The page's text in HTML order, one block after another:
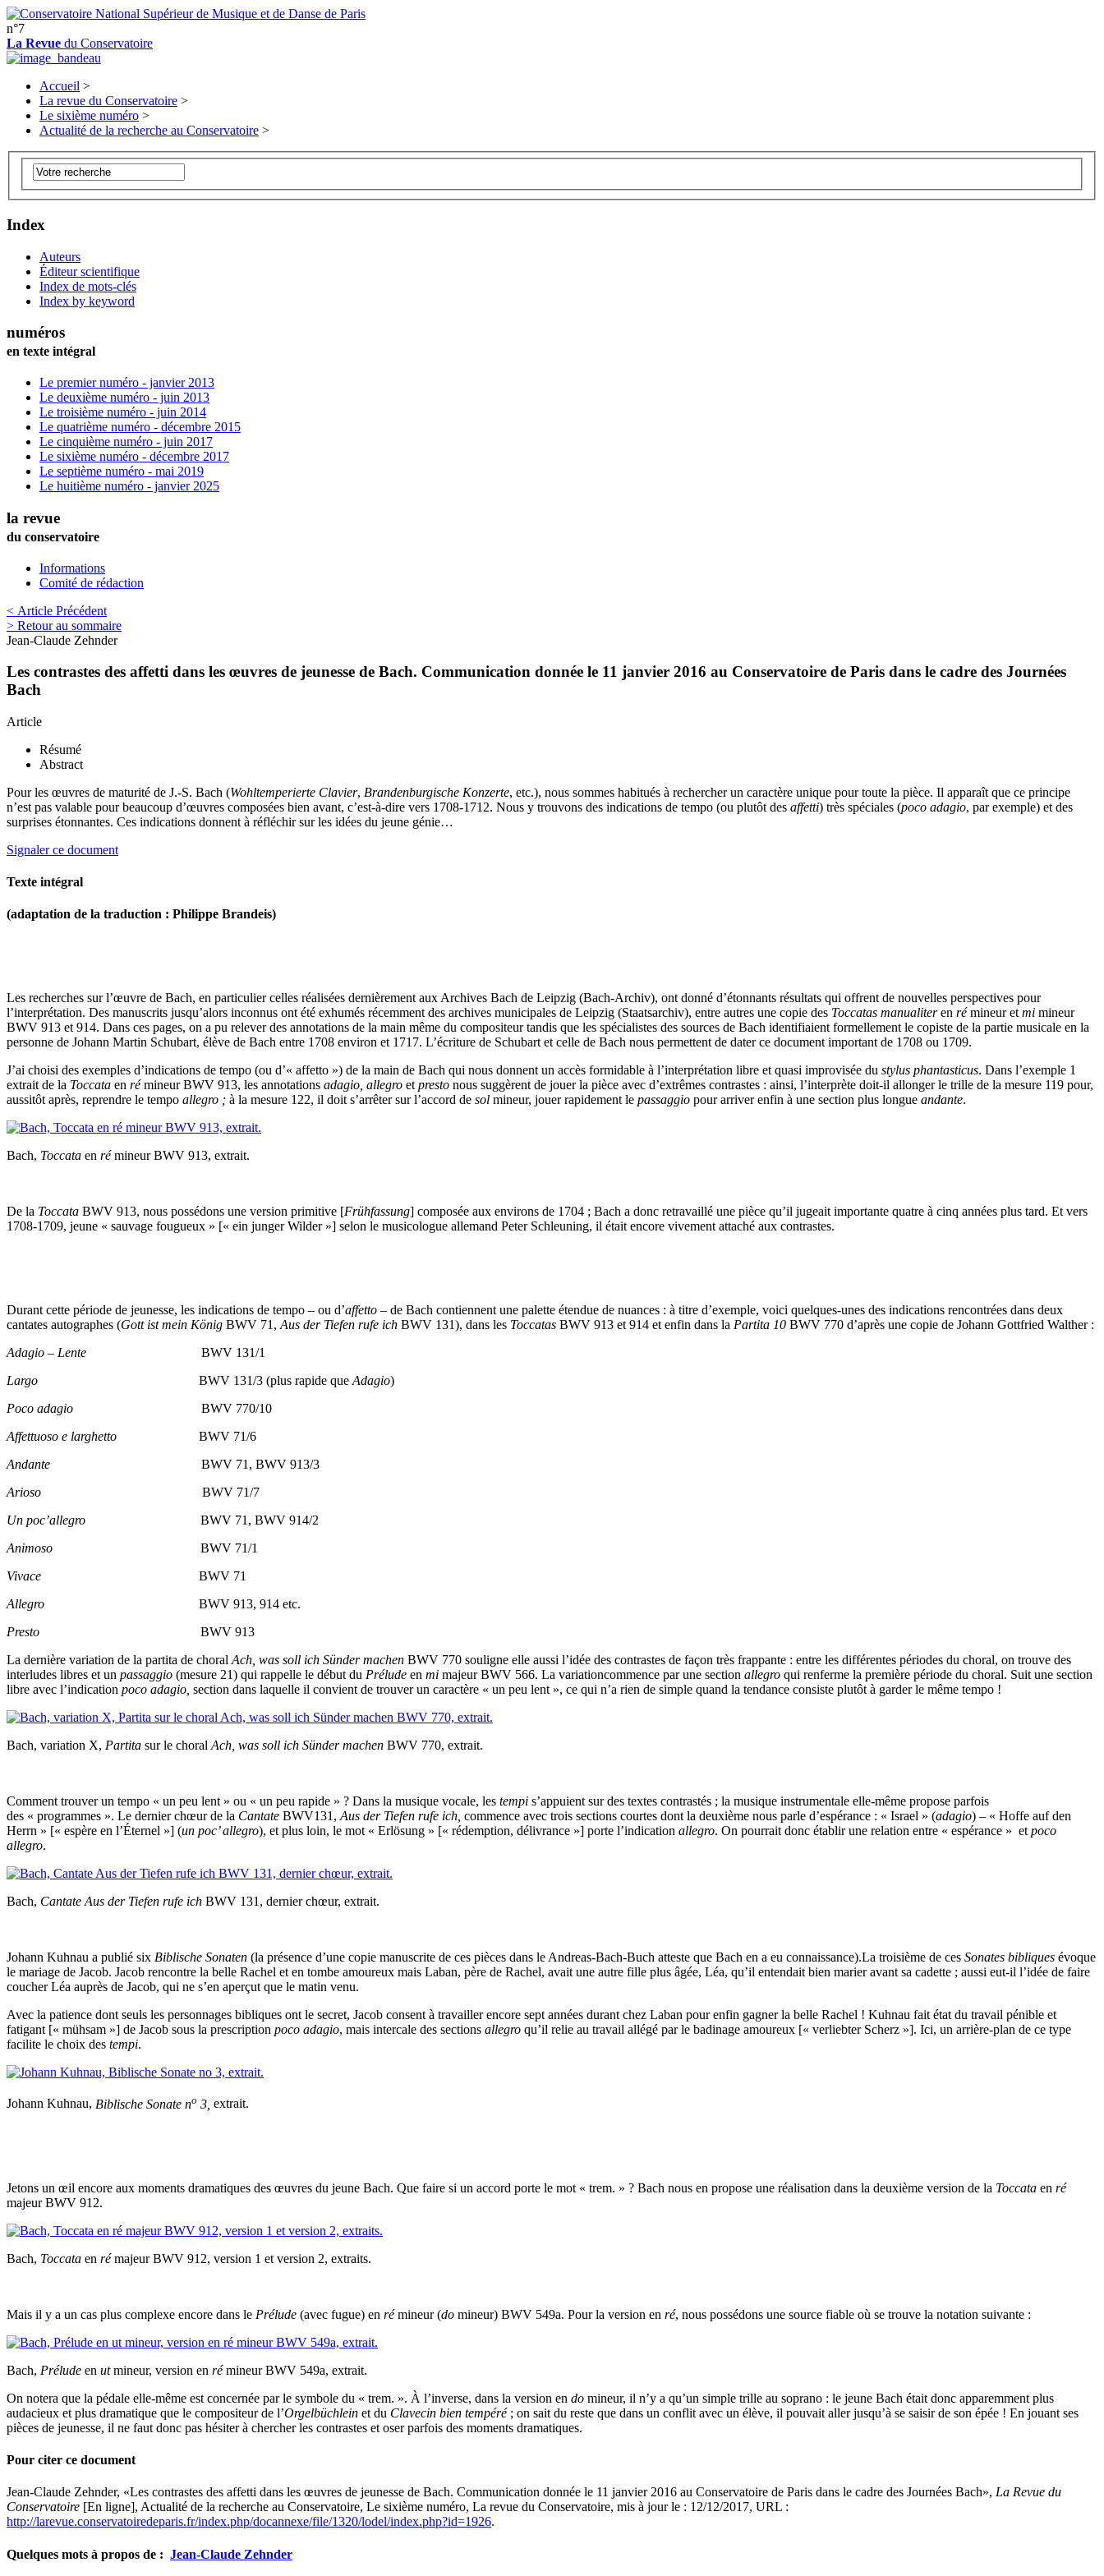
n°7
La Revue du Conservatoire
Accueil >
La revue du Conservatoire >
Le sixième numéro >
Actualité de la recherche au Conservatoire >
Index
Auteurs
Éditeur scientifique
Index de mots-clés
Index by keyword
numéros
en texte intégral
Le premier numéro - janvier 2013
Le deuxième numéro - juin 2013
Le troisième numéro - juin 2014
Le quatrième numéro - décembre 2015
Le cinquième numéro - juin 2017
Le sixième numéro - décembre 2017
Le septième numéro - mai 2019
Le huitième numéro - janvier 2025
la revue
du conservatoire
Informations
Comité de rédaction
< Article Précédent
> Retour au sommaire
Jean-Claude Zehnder
Les contrastes des affetti dans les œuvres de jeunesse de Bach. Communication donnée le 11 janvier 2016 au Conservatoire de Paris dans le cadre des Journées
Bach
Article
Résumé
Abstract
Pour les œuvres de maturité de J.-S. Bach (Wohltemperierte Clavier, Brandenburgische Konzerte, etc.), nous sommes habitués à rechercher un caractère unique pour toute la pièce. Il apparaît que ce principe
n’est pas valable pour beaucoup d’œuvres composées bien avant, c’est-à-dire vers 1708-1712. Nous y trouvons des indications de tempo (ou plutôt des affetti) très spéciales (poco adagio, par exemple) et des
surprises étonnantes. Ces indications donnent à réfléchir sur les idées du jeune génie…
Signaler ce document
Texte intégral
(adaptation de la traduction : Philippe Brandeis)
Les recherches sur l’œuvre de Bach, en particulier celles réalisées dernièrement aux Archives Bach de Leipzig (Bach-Archiv), ont donné d’étonnants résultats qui offrent de nouvelles perspectives pour
l’interprétation. Des manuscrits jusqu’alors inconnus ont été exhumés récemment des archives municipales de Leipzig (Staatsarchiv), entre autres une copie des Toccatas manualiteren ré mineur etmi mineur
BWV 913 et 914. Dans ces pages, on a pu relever des annotations de la main même du compositeur tandis que les spécialistes des sources de Bach identifiaient formellement le copiste de la partie musicale en la
personne de Johann Martin Schubart, élève de Bach entre 1708 environ et 1717. L’écriture de Schubart et celle de Bach nous permettent de dater ce document important de 1708 ou 1709.
J’ai choisi des exemples d’indications de tempo (ou d’« affetto ») de la main de Bach qui nous donnent un accès formidable à l’interprétation libre et quasi improvisée du stylus phantasticus. Dans l’exemple 1
extrait de la Toccata en ré mineur BWV 913, les annotations adagio, allegro etpresto nous suggèrent de jouer la pièce avec d’extrêmes contrastes : ainsi, l’interprète doit-il allonger le trille de la mesure 119 pour,
aussitôt après, reprendre le tempo allegro ; à la mesure 122, il doit s’arrêter sur l’accord de sol mineur, jouer rapidement le passaggio pour arriver enfin à une section plus longue andante.
Bach, Toccata en ré mineur BWV 913, extrait.
De la Toccata BWV 913, nous possédons une version primitive [Frühfassung] composée aux environs de 1704 ; Bach a donc retravaillé une pièce qu’il jugeait importante quatre à cinq années plus tard. Et vers
1708-1709, jeune « sauvage fougueux » [« ein junger Wilder »] selon le musicologue allemand Peter Schleuning, il était encore vivement attaché aux contrastes.
Durant cette période de jeunesse, les indications de tempo – ou d’affetto – de Bach contiennent une palette étendue de nuances : à titre d’exemple, voici quelques-unes des indications rencontrées dans deux
cantates autographes (Gott ist mein König BWV 71,Aus der Tiefen rufe ich BWV 131), dans les Toccatas BWV 913 et 914 et enfin dans la Partita 10 BWV 770 d’après une copie de Johann Gottfried Walther :
Adagio – Lente BWV 131/1
Largo BWV 131/3 (plus rapide queAdagio)
Poco adagio BWV 770/10
Affettuoso e larghetto BWV 71/6
Andante BWV 71, BWV 913/3
Arioso BWV 71/7
Un poc’allegro BWV 71, BWV 914/2
Animoso BWV 71/1
Vivace BWV 71
Allegro BWV 913, 914 etc.
Presto BWV 913
La dernière variation de la partita de choralAch, was soll ich Sünder machen BWV 770 souligne elle aussi l’idée des contrastes de façon très frappante : entre les différentes périodes du choral, on trouve des
interludes libres et un passaggio (mesure 21) qui rappelle le début du Prélude en mi majeur BWV 566. La variationcommence par une section allegro qui renferme la première période du choral. Suit une section
libre avec l’indication poco adagio, section dans laquelle il convient de trouver un caractère « un peu lent », ce qui n’a rien de simple quand la tendance consiste plutôt à garder le même tempo !
Bach, variation X, Partita sur le choralAch, was soll ich Sünder machen BWV 770, extrait.
Comment trouver un tempo « un peu lent » ou « un peu rapide » ? Dans la musique vocale, les tempi s’appuient sur des textes contrastés ; la musique instrumentale elle-même propose parfois
des « programmes ». Le dernier chœur de la Cantate BWV131,Aus der Tiefen rufe ich, commence avec trois sections courtes dont la deuxième nous parle d’espérance : « Israel » (adagio) – « Hoffe auf den
Herrn » [« espère en l’Éternel »] (un poc’ allegro), et plus loin, le mot « Erlösung » [« rédemption, délivrance »] porte l’indication allegro. On pourrait donc établir une relation entre « espérance » etpoco
allegro.
Bach, Cantate Aus der Tiefen rufe ich BWV 131, dernier chœur, extrait.
Johann Kuhnau a publié six Biblische Sonaten (la présence d’une copie manuscrite de ces pièces dans le Andreas-Bach-Buch atteste que Bach en a eu connaissance).La troisième de ces Sonates bibliques évoque
le mariage de Jacob. Jacob rencontre la belle Rachel et en tombe amoureux mais Laban, père de Rachel, avait une autre fille plus âgée, Léa, qu’il entendait bien marier avant sa cadette ; aussi eut-il l’idée de faire
coucher Léa auprès de Jacob, qui ne s’en aperçut que le matin venu.
Avec la patience dont seuls les personnages bibliques ont le secret, Jacob consent à travailler encore sept années durant chez Laban pour enfin gagner la belle Rachel ! Kuhnau fait état du travail pénible et
fatigant [« mühsam »] de Jacob sous la prescription poco adagio, mais intercale des sections allegro qu’il relie au travail allégé par le badinage amoureux [« verliebter Scherz »]. Ici, un arrière-plan de ce type
facilite le choix des tempi.
Johann Kuhnau, Biblische Sonate no 3, extrait.
Jetons un œil encore aux moments dramatiques des œuvres du jeune Bach. Que faire si un accord porte le mot « trem. » ? Bach nous en propose une réalisation dans la deuxième version de la Toccata en ré
majeur BWV 912.
Bach, Toccata en rémajeur BWV 912, version 1 et version 2, extraits.
Mais il y a un cas plus complexe encore dans le Prélude (avec fugue) en rémineur (do mineur) BWV 549a. Pour la version en ré, nous possédons une source fiable où se trouve la notation suivante :
Bach, Prélude en utmineur, version en rémineur BWV 549a, extrait.
On notera que la pédale elle-même est concernée par le symbole du « trem. ». À l’inverse, dans la version en do mineur, il n’y a qu’un simple trille au soprano : le jeune Bach était donc apparemment plus
audacieux et plus dramatique que le compositeur de l’Orgelbüchlein et du Clavecin bien tempéré ; on sait du reste que dans un conflit avec un élève, il pouvait aller jusqu’à se saisir de son épée ! En jouant ses
pièces de jeunesse, il ne faut donc pas hésiter à chercher les contrastes et oser parfois des moments dramatiques.
Pour citer ce document
Jean-Claude Zehnder, «Les contrastes des affetti dans les œuvres de jeunesse de Bach. Communication donnée le 11 janvier 2016 au Conservatoire de Paris dans le cadre des Journées Bach», La Revue du
Conservatoire [En ligne], Actualité de la recherche au Conservatoire, Le sixième numéro, La revue du Conservatoire, mis à jour le : 12/12/2017, URL :
http://larevue.conservatoiredeparis.fr/index.php/docannexe/file/1320/lodel/index.php?id=1926.
Quelques mots à propos de : Jean-Claude Zehnder